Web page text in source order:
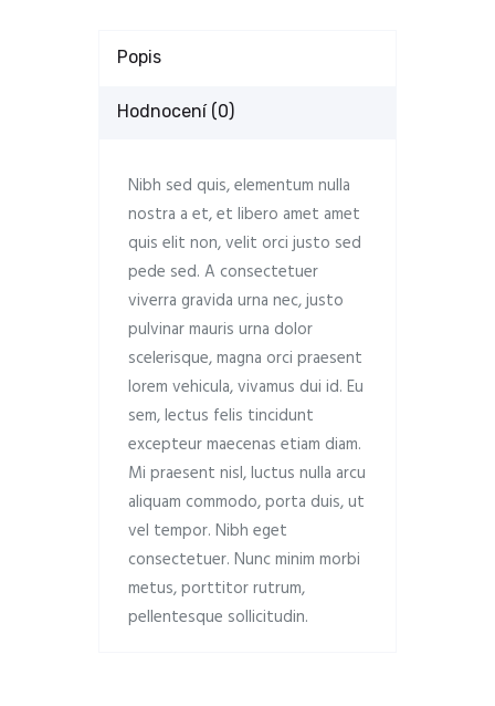
Popis
Hodnocení (0)
Nibh sed quis, elementum nulla
nostra a et, et libero amet amet
quis elit non, velit orci justo sed
pede sed. A consectetuer
viverra gravida urna nec, justo
pulvinar mauris urna dolor
scelerisque, magna orci praesent
lorem vehicula, vivamus dui id. Eu
sem, lectus felis tincidunt
excepteur maecenas etiam diam.
Mi praesent nisl, luctus nulla arcu
aliquam commodo, porta duis, ut
vel tempor. Nibh eget
consectetuer. Nunc minim morbi
metus, porttitor rutrum,
pellentesque sollicitudin.